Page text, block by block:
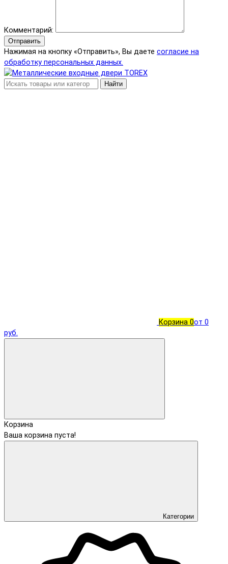
Комментарий:
Отправить
Нажимая на кнопку «Отправить», Вы даете согласие на
обработку персональных данных.
Найти
Корзина 0от 0
руб.
Корзина
Ваша корзина пуста!
Категории